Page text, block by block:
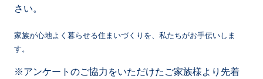
さい。
家族が心地よく暮らせる住まいづくりを、私たちがお手伝いしま
す。
※アンケートのご協力をいただけたご家族様より先着